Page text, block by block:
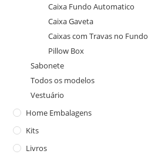
Caixa Fundo Automatico
Caixa Gaveta
Caixas com Travas no Fundo
Pillow Box
Sabonete
Todos os modelos
Vestuário
Home Embalagens
Kits
Livros